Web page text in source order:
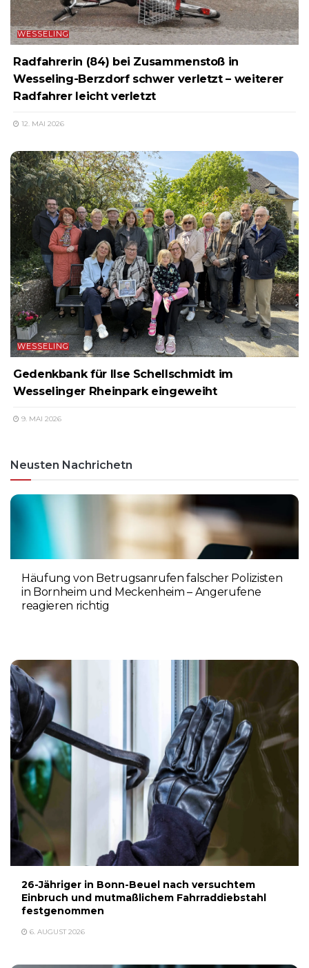
WESSELING
Radfahrerin (84) bei Zusammenstoß in
Wesseling-Berzdorf schwer verletzt – weiterer
Radfahrer leicht verletzt
12. MAI 2026
WESSELING
Gedenkbank für Ilse Schellschmidt im
Wesselinger Rheinpark eingeweiht
9. MAI 2026
Neusten Nachrichetn
Häufung von Betrugsanrufen falscher Polizisten
in Bornheim und Meckenheim – Angerufene
reagieren richtig
26-Jähriger in Bonn-Beuel nach versuchtem
Einbruch und mutmaßlichem Fahrraddiebstahl
festgenommen
6. AUGUST 2026